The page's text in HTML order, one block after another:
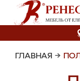
ГЛАВНАЯ →